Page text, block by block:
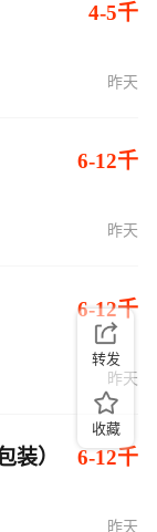
4-5千
昨天
6-12千
昨天
6-12千
昨天
装） 6-12千
昨天
转发
收藏